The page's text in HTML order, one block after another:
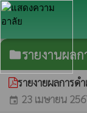
folderรายงานผล
รายงายผลการด
event 23 เมษายน